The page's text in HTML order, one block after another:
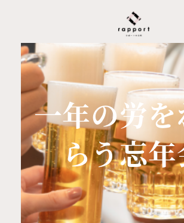
一年の労
らう忘